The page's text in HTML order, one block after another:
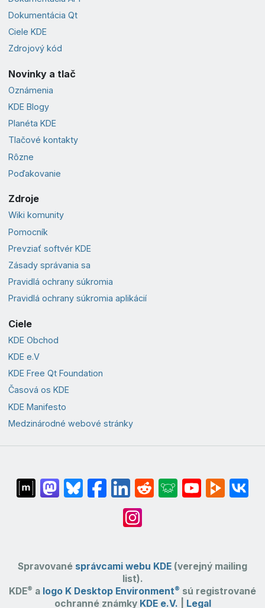
Dokumentácia Qt
Ciele KDE
Zdrojový kód
Novinky a tlač
Oznámenia
KDE Blogy
Planéta KDE
Tlačové kontakty
Rôzne
Poďakovanie
Zdroje
Wiki komunity
Pomocník
Prevziať softvér KDE
Zásady správania sa
Pravidlá ochrany súkromia
Pravidlá ochrany súkromia aplikácií
Ciele
KDE Obchod
KDE e.V
KDE Free Qt Foundation
Časová os KDE
KDE Manifesto
Medzinárodné webové stránky
Spravované správcami webu KDE (verejný mailing
list).
KDE® a logo K Desktop Environment® sú registrované
ochranné známky KDE e.V. Legal